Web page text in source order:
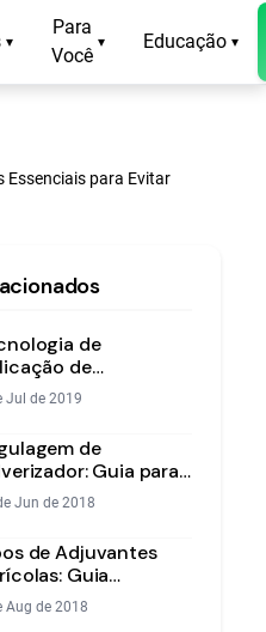
▾
Para
Você
▾ Educação ▾
Essenciais para Evitar
de
de
Acerte o
Sem Desperdício
Jul de 2019
de
Guia para
Eficiente
Jun de 2018
de Adjuvantes
Guia
para
Eficientes
Aug de 2018